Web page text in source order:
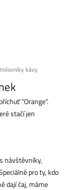
kávy
"Orange".
stačí jen
návštěvníky,
pro ty, kdo
dají čaj, máme